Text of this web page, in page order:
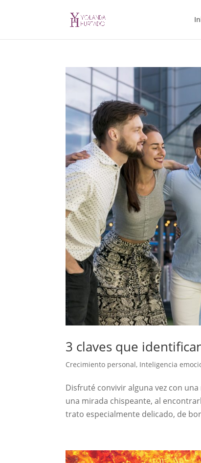
3 claves que
Crecimiento personal, Inteligencia
Disfruté convivir alguna vez con
una mirada chispeante, al
trato especialmente delicado, de